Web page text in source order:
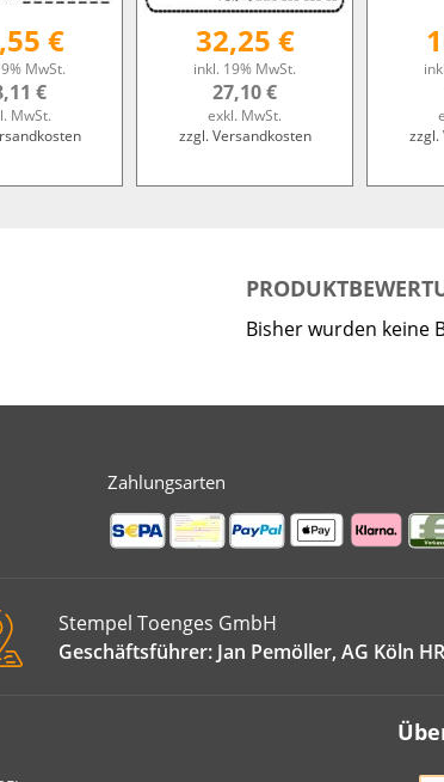
€
MwSt.
€
MwSt.
32,25 €
inkl. 19% MwSt.
27,10 €
exkl. MwSt.
zzgl. Versandkosten
zzgl.
Bisher wurden keine
Zahlungsarten
Stempel Toenges GmbH
Geschäftsführer: Jan Pemöller, AG Köln